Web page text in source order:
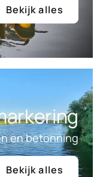
Bekijk alles
en betonning
Bekijk alles